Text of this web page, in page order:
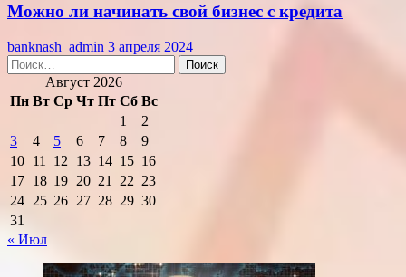
Можно ли начинать свой бизнес с кредита
banknash_admin 3 апреля 2024
Найти:
Август 2026
Пн Вт Ср Чт Пт Сб Вс
1
2
3
4 5 6 7 8
9
10 11 12 13 14 15 16
17 18 19 20 21 22 23
24 25 26 27 28 29 30
31
« Июл